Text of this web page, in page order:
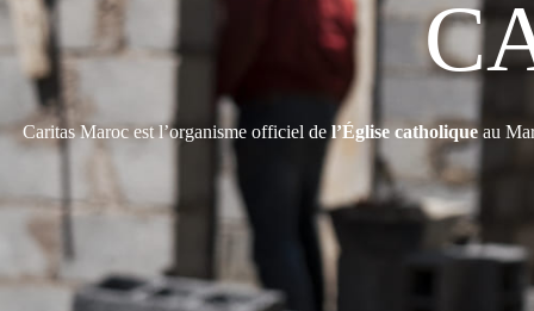
Caritas Maroc est l’organisme officiel del’Église catholiqueau